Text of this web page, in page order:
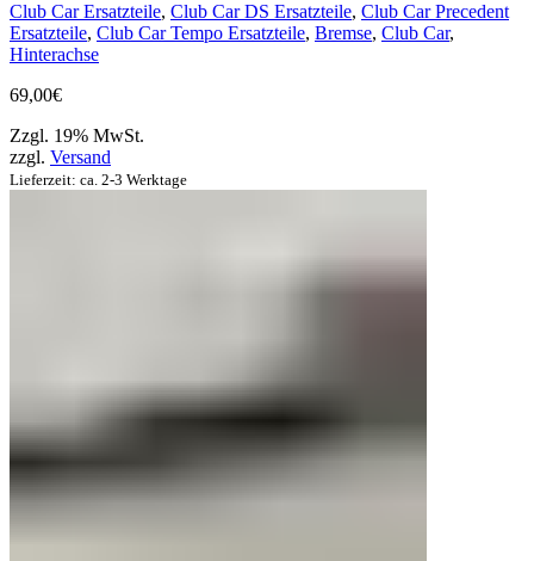
Club Car Ersatzteile, Club Car DS Ersatzteile, Club Car Precedent
Ersatzteile, Club Car Tempo Ersatzteile, Bremse, Club Car,
Hinterachse
69,00€
Zzgl. 19% MwSt.
zzgl. Versand
Lieferzeit: ca. 2-3 Werktage